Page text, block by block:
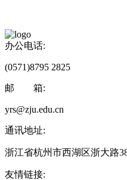
办公电话:
(0571)8795 2825
邮 箱:
yrs@zju.edu.cn
通讯地址:
浙江省杭州市西湖区浙大路
友情链接: